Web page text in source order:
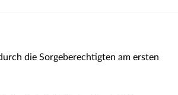
die Sorgeberechtigten am ersten